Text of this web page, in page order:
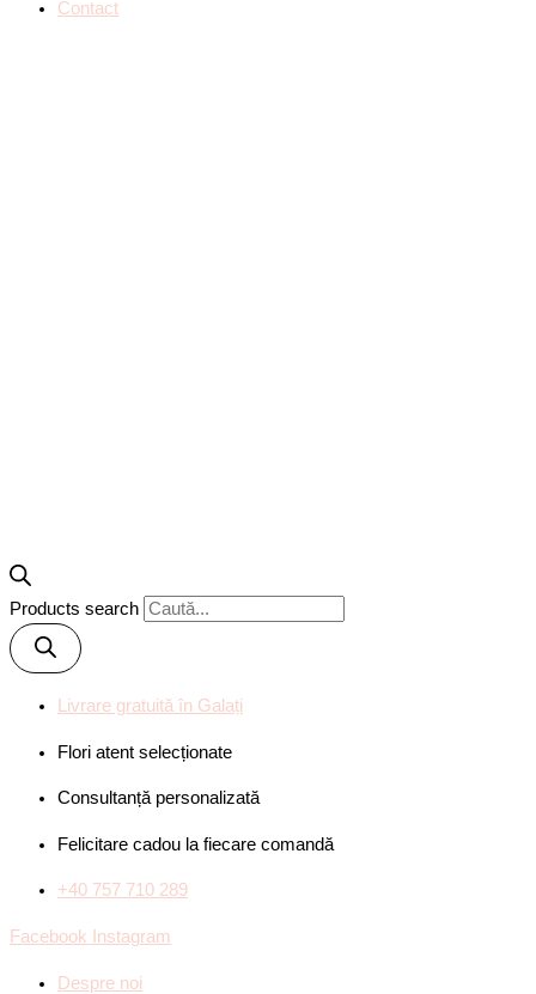
Contact
Products search
Livrare gratuită în Galați
Flori atent selecționate
Consultanță personalizată
Felicitare cadou la fiecare comandă
+40 757 710 289
Facebook Instagram
Despre noi